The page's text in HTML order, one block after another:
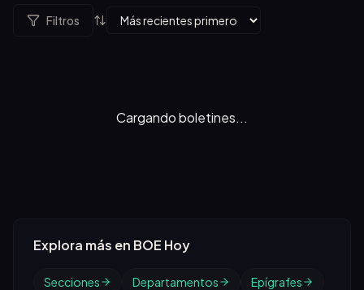
Filtros
Cargando boletines...
Explora más en BOE Hoy
Secciones Departamentos
Epígrafes